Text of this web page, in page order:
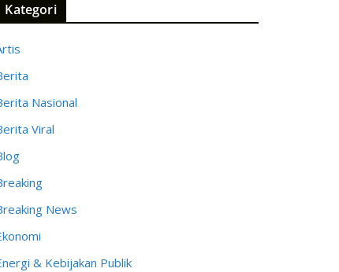
Kategori
Nasional
Viral
News
& Kebijakan Publik